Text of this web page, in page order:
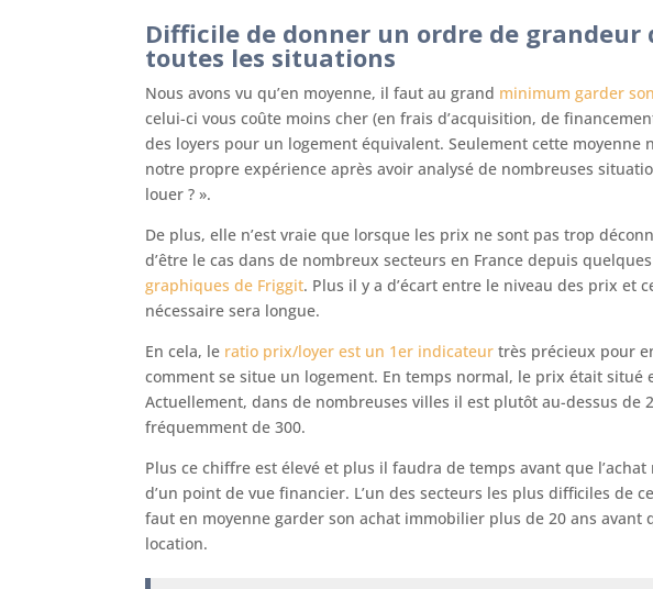
Difficile de donner un ordre de grandeur
toutes les situations
Nous avons vu qu’en moyenne, il faut au grand minimum garder
celui-ci vous coûte moins cher (en frais d’acquisition, de
des loyers pour un logement équivalent. Seulement cette moyenne
notre propre expérience après avoir analysé de nombreuses
louer ? ».
De plus, elle n’est vraie que lorsque les prix ne sont pas trop
d’être le cas dans de nombreux secteurs en France depuis
graphiques de Friggit. Plus il y a d’écart entre le niveau des prix et
nécessaire sera longue.
En cela, le ratio prix/loyer est un 1er indicateur très précieux pour
comment se situe un logement. En temps normal, le prix était situé
Actuellement, dans de nombreuses villes il est plutôt au-dessus de
fréquemment de 300.
Plus ce chiffre est élevé et plus il faudra de temps avant que l’achat
d’un point de vue financier. L’un des secteurs les plus difficiles de
faut en moyenne garder son achat immobilier plus de 20 ans avant
location.